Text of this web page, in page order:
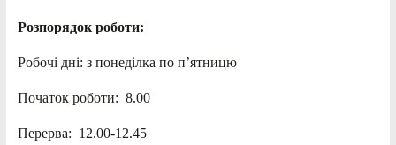
Розпорядок роботи:
Робочі дні: з понеділка по п’ятницю
Початок роботи: 8.00
Перерва: 12.00-12.45